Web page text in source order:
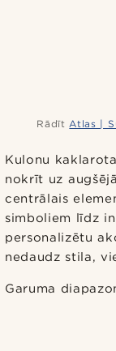
Rādīt Atlas |
Kulonu
nokrīt uz
centrālais
simboliem līdz
personalizētu
nedaudz stila,
Garuma